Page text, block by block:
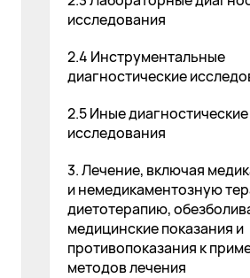
исследования
2.4 Инструментальные
диагностические
2.5 Иные диагностические
исследования
3. Лечение, включая
и немедикаментозную
диетотерапию,
медицинские показания и
противопоказания к
методов лечения